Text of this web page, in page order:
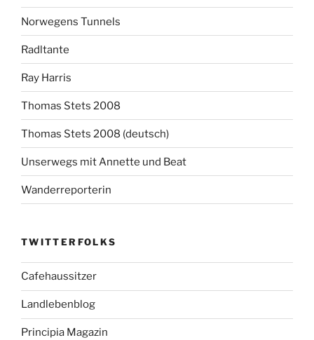
Norwegens Tunnels
Radltante
Ray Harris
Thomas Stets 2008
Thomas Stets 2008 (deutsch)
Unserwegs mit Annette und Beat
Wanderreporterin
TWITTERFOLKS
Cafehaussitzer
Landlebenblog
Principia Magazin